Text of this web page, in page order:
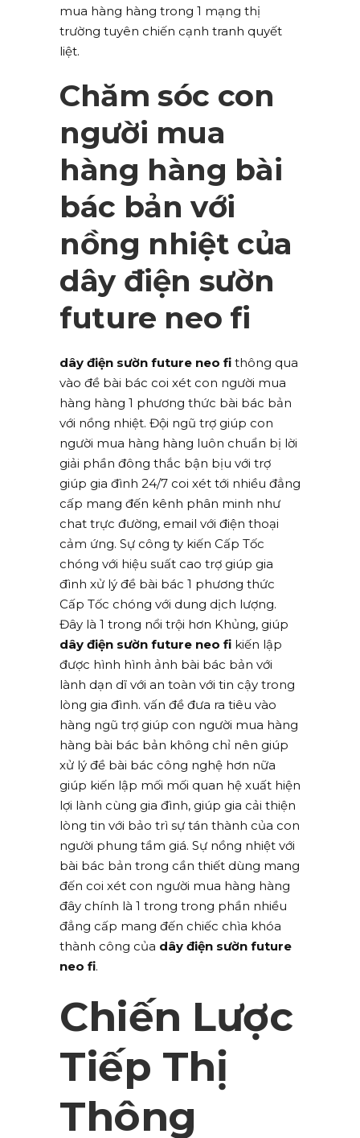
mua hàng hàng trong 1 mạng thị
trường tuyên chiến cạnh tranh quyết
liệt.
Chăm sóc con
người mua
hàng hàng bài
bác bản với
nồng nhiệt của
dây điện sườn
future neo fi
dây điện sườn future neo fi thông qua
vào đề bài bác coi xét con người mua
hàng hàng 1 phương thức bài bác bản
với nồng nhiệt. Đội ngũ trợ giúp con
người mua hàng hàng luôn chuẩn bị lời
giải phần đông thắc bận bịu với trợ
giúp gia đình 24/7 coi xét tới nhiều đẳng
cấp mang đến kênh phân minh như
chat trực đường, email với điện thoại
cảm ứng. Sự công ty kiến Cấp Tốc
chóng với hiệu suất cao trợ giúp gia
đình xử lý đề bài bác 1 phương thức
Cấp Tốc chóng với dung dịch lượng.
Đây là 1 trong nổi trội hơn Khủng, giúp
dây điện sườn future neo fi kiến lập
được hình hình ảnh bài bác bản với
lành dạn dĩ với an toàn với tin cậy trong
lòng gia đình. vấn đề đưa ra tiêu vào
hàng ngũ trợ giúp con người mua hàng
hàng bài bác bản không chỉ nên giúp
xử lý đề bài bác công nghệ hơn nữa
giúp kiến lập mối mối quan hệ xuất hiện
lợi lành cùng gia đình, giúp gia cải thiện
lòng tin với bảo trì sự tán thành của con
người phung tầm giá. Sự nồng nhiệt với
bài bác bản trong cần thiết dùng mang
đến coi xét con người mua hàng hàng
đây chính là 1 trong trong phần nhiều
đẳng cấp mang đến chiếc chìa khóa
thành công của dây điện sườn future
neo fi.
Chiến Lược
Tiếp Thị
Thông